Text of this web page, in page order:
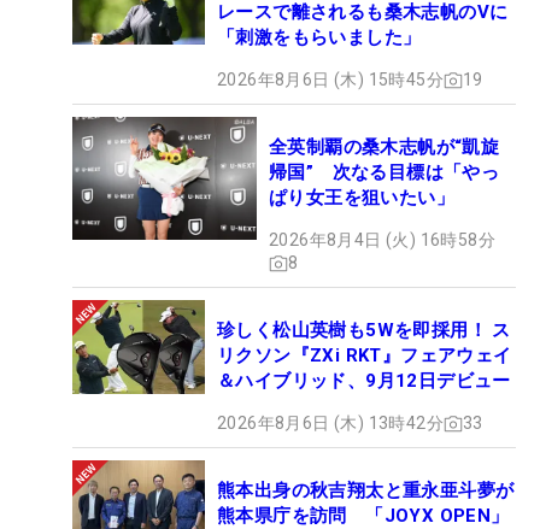
レースで離されるも桑木志帆のVに
「刺激をもらいました」
2026年8月6日 (木) 15時45分 19
全英制覇の桑木志帆が“凱旋
帰国” 次なる目標は「やっ
ぱり女王を狙いたい」
2026年8月4日 (火) 16時58分
8
珍しく松山英樹も5Wを即採用！ ス
リクソン『ZXi RKT』フェアウェイ
＆ハイブリッド、9月12日デビュー
2026年8月6日 (木) 13時42分 33
熊本出身の秋吉翔太と重永亜斗夢が
熊本県庁を訪問 「JOYX OPEN」